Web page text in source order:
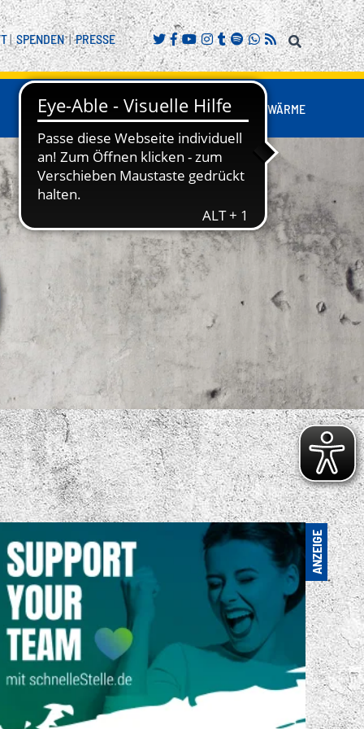
|SPENDEN|PRESSE
VIELFÄLTIGE
FC LOK LEIPZIG
FANS BUSINESS NESTWÄRME